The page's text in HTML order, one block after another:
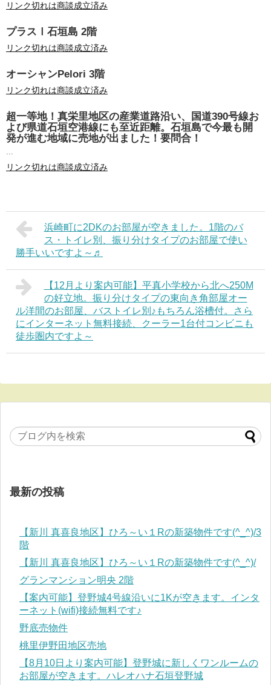
リンク切れは商談成立済み
プラスⅠ石垣島 2階
リンク切れは商談成立済み
オーシャンPelori 3階
リンク切れは商談成立済み
超一等地！真栄里地区の産業道路沿い、国道390号線お
よび県道石垣空港線にも至近距離。石垣島で今最も開
発が進む地域に売地が出ました！要問合！
...
リンク切れは商談成立済み
浜崎町に2DKのお部屋が空きました。1階のバ
ス・トイレ別、振り分けタイプのお部屋で使い
勝手いいですよ～♬
【12月より案内可能】平真小学校から北へ250M
の好立地。振り分けタイプの東向き角部屋オー
ル洋間のお部屋、バストイレ別♪もちろん浴槽付。さら
にインターネット無料接続、クーラー1台付コンビニも
徒歩圏内ですよ～
最新の投稿
【新川 真喜良地区】ひろ～い１Rの新築物件です(^_^)/3
階
【新川 真喜良地区】ひろ～い１Rの新築物件です(^_^)/
グランマンション明央 2階
【案内可能】登野城4号線沿いに1Kが空きます。インタ
ーネット(wifi)接続無料です♪
野底売物件
桃里伊野田地区売地
【8月10日より案内可能】登野城に新しくワンルームの
お部屋が空きます。ハレオハナ石垣登野城